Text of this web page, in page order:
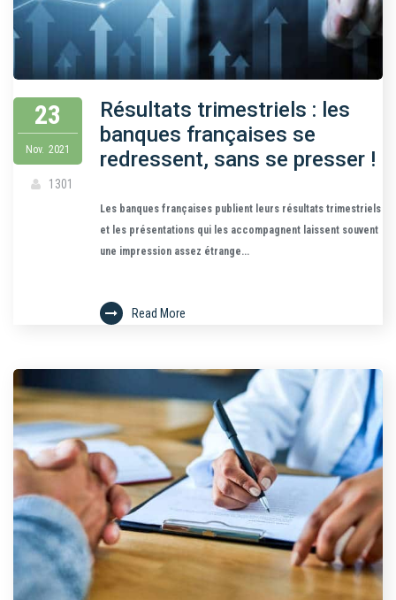
23
Nov. 2021
1301
Résultats trimestriels : les
banques françaises se
redressent, sans se presser !
Les banques françaises publient leurs résultats trimestriels
et les présentations qui les accompagnent laissent souvent
une impression assez étrange...
Read More